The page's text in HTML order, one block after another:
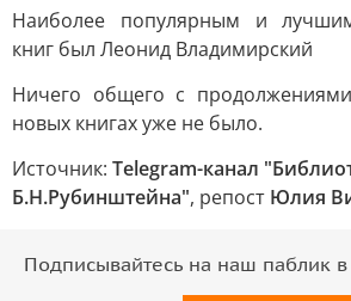
Наиболее популярным и
книг был Леонид Владимирский
Ничего общего с
новых книгах уже не было.
Источник: Telegram-канал
Б.Н.Рубинштейна", репост Юлия
Подписывайтесь на наш паблик